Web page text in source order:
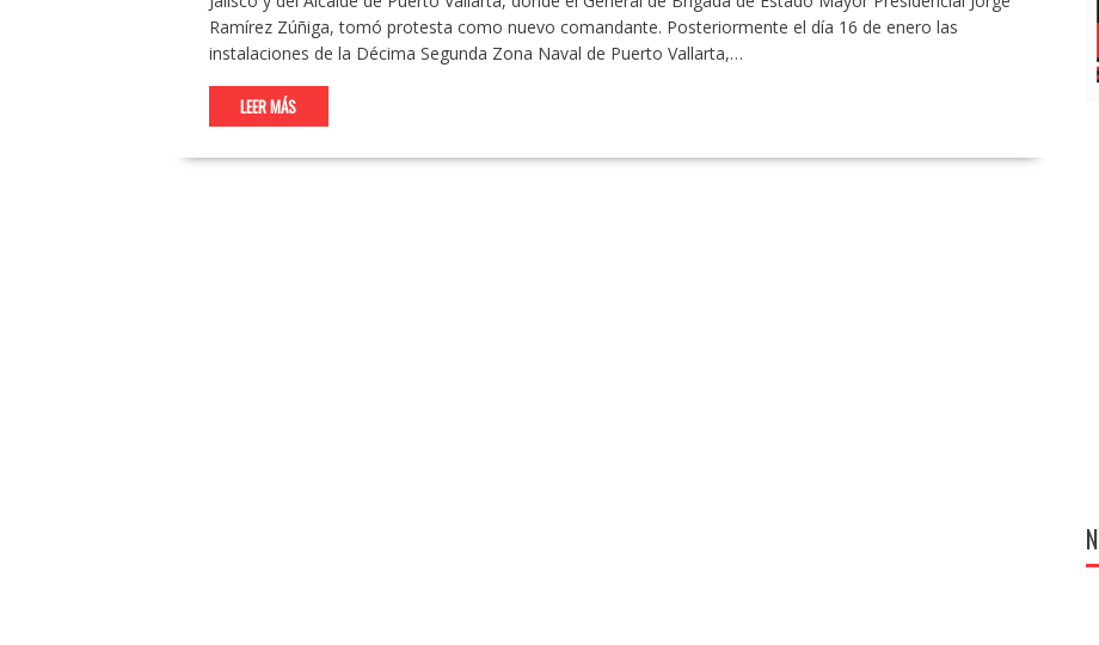
Ramírez Zúñiga, tomó protesta como nuevo comandante. Posteriormente el día 16 de enero las
instalaciones de la Décima Segunda Zona Naval de Puerto Vallarta,…
LEER MÁS